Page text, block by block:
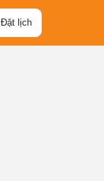
Đặt lịch